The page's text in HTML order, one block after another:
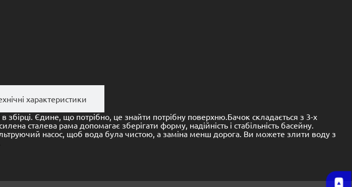
характеристики
збірці. Єдине, що потрібно, це знайти потрібну поверхню.Бачок складається з 3-х
сталева рама допомагає зберігати форму, надійність і стабільність басейну.
насос, щоб вода була чистою, а заміна менш дорога. Ви можете злити воду з